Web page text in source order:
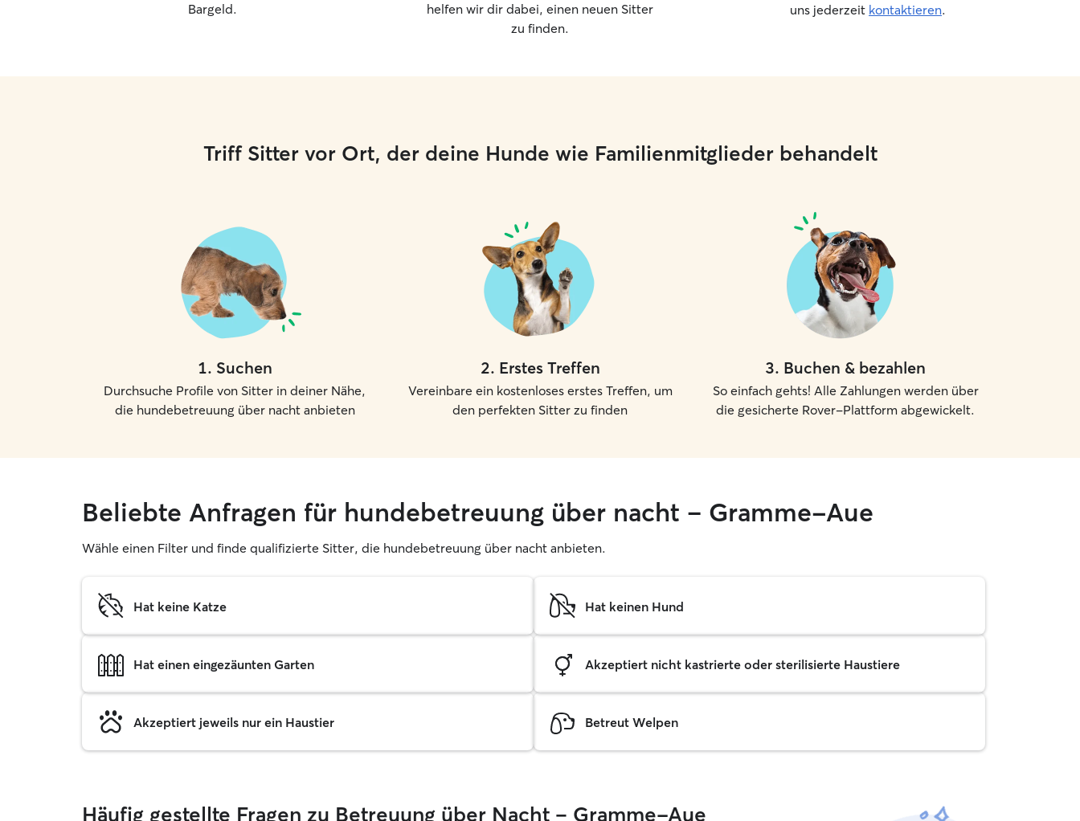
Bargeld.
helfen wir dir dabei, einen neuen Sitter
zu finden.
uns jederzeit kontaktieren.
Triff Sitter vor Ort, der deine Hunde wie Familienmitglieder behandelt
1. Suchen
Durchsuche Profile von Sitter in deiner Nähe,
die hundebetreuung über nacht anbieten
2. Erstes Treffen
Vereinbare ein kostenloses erstes Treffen, um
den perfekten Sitter zu finden
3. Buchen & bezahlen
So einfach gehts! Alle Zahlungen werden über
die gesicherte Rover-Plattform abgewickelt.
Beliebte Anfragen für hundebetreuung über nacht – Gramme-Aue
Wähle einen Filter und finde qualifizierte Sitter, die hundebetreuung über nacht anbieten.
Hat keine Katze Hat keinen Hund
Hat einen eingezäunten Garten Akzeptiert nicht kastrierte oder sterilisierte Haustiere
Akzeptiert jeweils nur ein Haustier Betreut Welpen
Häufig gestellte Fragen zu Betreuung über Nacht – Gramme-Aue